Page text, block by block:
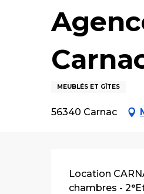
MEUBLÉS ET GÎTES
56340 Carnac
Location
chambres -